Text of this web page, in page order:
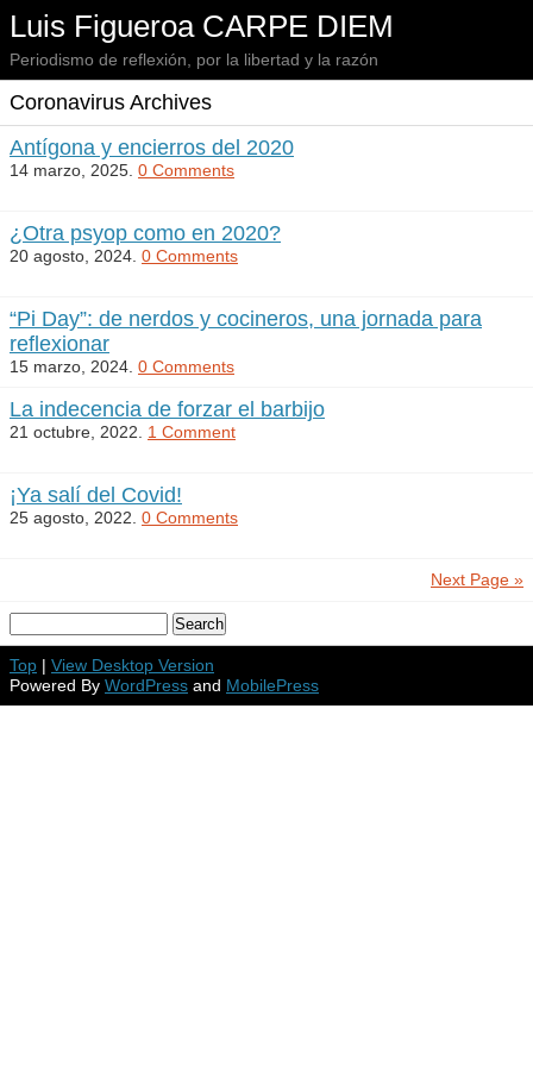
Luis Figueroa CARPE DIEM
Periodismo de reflexión, por la libertad y la razón
Coronavirus Archives
Antígona y encierros del 2020
14 marzo, 2025. 0 Comments
¿Otra psyop como en 2020?
20 agosto, 2024. 0 Comments
“Pi Day”: de nerdos y cocineros, una jornada para
reflexionar
15 marzo, 2024. 0 Comments
La indecencia de forzar el barbijo
21 octubre, 2022. 1 Comment
¡Ya salí del Covid!
25 agosto, 2022. 0 Comments
Next Page »
Top | View Desktop Version
Powered By WordPress and MobilePress